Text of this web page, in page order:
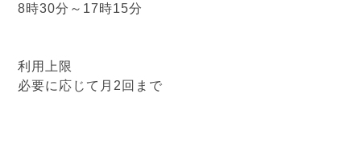
8時30分～17時15分
利用上限
必要に応じて月2回まで